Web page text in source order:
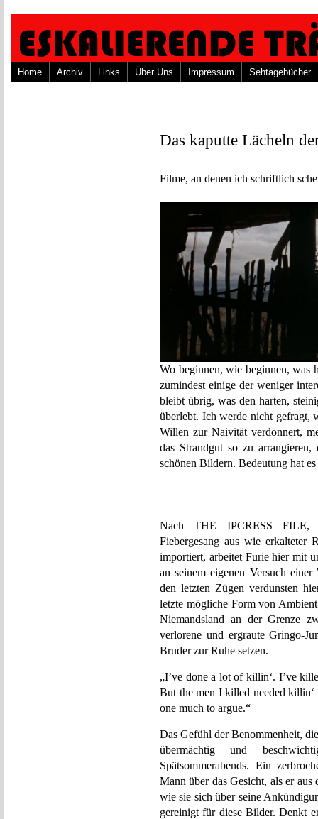
Home Archiv Links Über Uns Impressum Sehtagebücher
Das kaputte Lächeln
Filme, an denen ich schriftlich
Wo beginnen, wie beginnen, was
zumindest einige der weniger
bleibt übrig, was den harten,
überlebt. Ich werde nicht gefragt,
Willen zur Naivität verdonnert,
das Strandgut so zu
schönen Bildern. Bedeutung hat
Nach THE IPCRESS FILE,
Fiebergesang aus wie erkalteter
importiert, arbeitet Furie hier mit
an seinem eigenen Versuch
den letzten Zügen verdunsten
letzte mögliche Form von
Niemandsland an der Grenze
verlorene und ergraute Gringo-
Bruder zur Ruhe setzen.
„I’ve done a lot of killin‘. I’ve
But the men I killed needed
one much to argue.“
Das Gefühl der Benommenheit,
übermächtig und
Spätsommerabends. Ein
Mann über das Gesicht, als er
wie sie sich über seine
gereinigt für diese Bilder. Denkt